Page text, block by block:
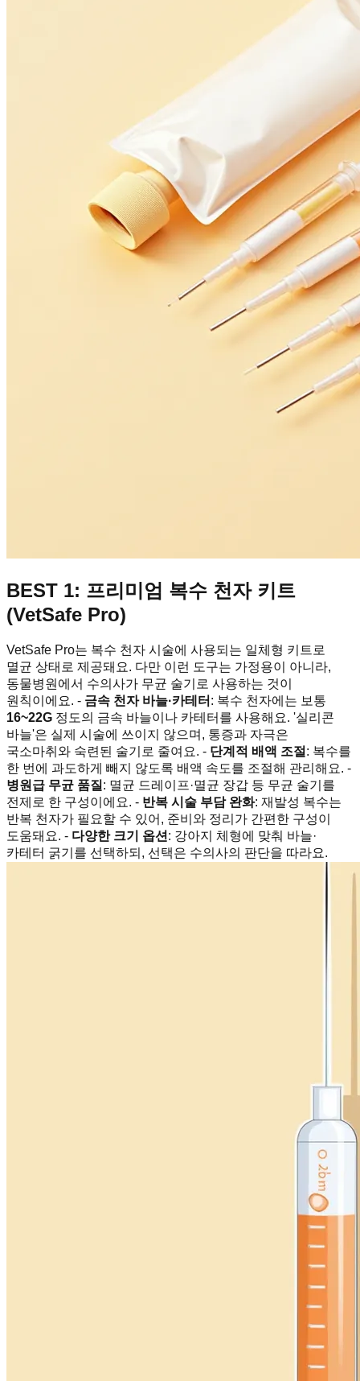
BEST 1: 프리미엄 복수 천자 키트
(VetSafe Pro)
VetSafe Pro는 복수 천자 시술에 사용되는 일체형 키트로
멸균 상태로 제공돼요. 다만 이런 도구는 가정용이 아니라,
동물병원에서 수의사가 무균 술기로 사용하는 것이
원칙이에요. - 금속 천자 바늘·카테터 : 복수 천자에는 보통
16~22G 정도의 금속 바늘이나 카테터를 사용해요. '실리콘
바늘'은 실제 시술에 쓰이지 않으며, 통증과 자극은
국소마취와 숙련된 술기로 줄여요. - 단계적 배액 조절 : 복수를
한 번에 과도하게 빼지 않도록 배액 속도를 조절해 관리해요. -
병원급 무균 품질 : 멸균 드레이프·멸균 장갑 등 무균 술기를
전제로 한 구성이에요. - 반복 시술 부담 완화: 재발성 복수는
반복 천자가 필요할 수 있어, 준비와 정리가 간편한 구성이
도움돼요. - 다양한 크기 옵션 : 강아지 체형에 맞춰 바늘·
카테터 굵기를 선택하되, 선택은 수의사의 판단을 따라요.